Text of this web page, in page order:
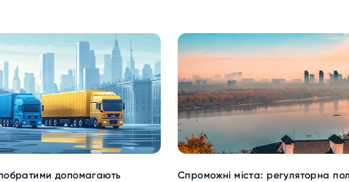
допомагають
Спроможні міста: регуляторна